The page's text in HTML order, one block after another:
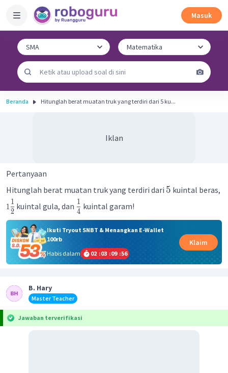
Masuk
Beranda Hitunglah berat muatan truk yang terdiri dari 5 ku...
Iklan
Pertanyaan
Hitunglah berat muatan truk yang terdiri dari 5 kuintal beras,
1
2
1 kuintal gula, dan
4
1 kuintal garam!
Ikuti Tryout SNBT & Menangkan E-Wallet
100rb
Habis dalam
02 :03 :09 :56
Klaim
B. Hary
Master Teacher
Jawaban terverifikasi